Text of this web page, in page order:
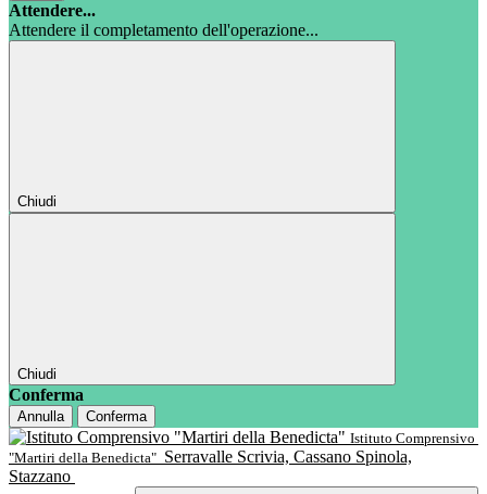
Attendere...
Attendere il completamento dell'operazione...
Chiudi
Chiudi
Conferma
Annulla
Conferma
Istituto Comprensivo
"Martiri della Benedicta" Serravalle Scrivia, Cassano Spinola,
Stazzano